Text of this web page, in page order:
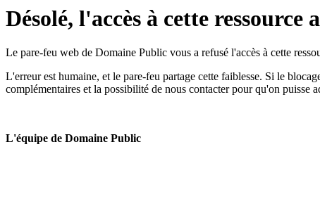
Désolé, l'accès à cette ressource
Le pare-feu web de Domaine Public vous a refusé l'accès à cette
L'erreur est humaine, et le pare-feu partage cette faiblesse. Si le
complémentaires et la possibilité de nous contacter pour qu'on puisse
L'équipe de Domaine Public